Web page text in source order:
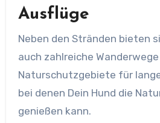
Ausflüge
Neben den Stränden bieten
auch zahlreiche
Naturschutzgebiete für
bei denen Dein Hund die
genießen kann.